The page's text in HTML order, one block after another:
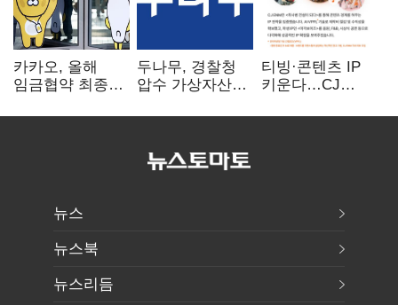
카카오, 올해
임금협약 최종
인상·격려금
두나무, 경찰청
압수 가상자산
커스터디 사업
티빙·콘텐츠 IP
키운다…CJ
글로벌 확장 가속
뉴스
뉴스북
뉴스리듬